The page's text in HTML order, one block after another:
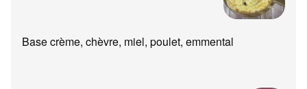
Base crème, chèvre, miel, poulet, emmental